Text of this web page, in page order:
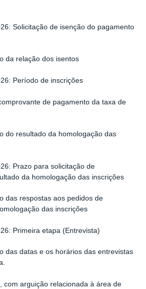
Solicitação de isenção do pagamento
da relação dos isentos
Período de inscrições
de pagamento da taxa de
do resultado da homologação das
Prazo para solicitação de
da homologação das inscrições
das respostas aos pedidos de
das inscrições
Primeira etapa (Entrevista)
das datas e os horários das entrevistas
com arguição relacionada à área de